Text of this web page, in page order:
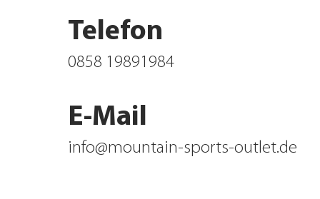
0858 19891984
Telefon
info@mountain-sports-outlet.de
E-Mail